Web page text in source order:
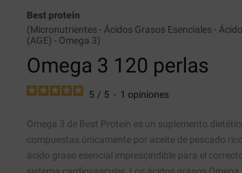
Best protein
(Micronutrientes - Ácidos Grasos Esenciales -
(AGE) - Omega 3)
Omega 3 120 perlas
5 / 5 - 1 opiniones
Omega 3 de Best Protein es un suplemento
compuestas únicamente por aceite de pescado
ácido graso esencial imprescindible para el